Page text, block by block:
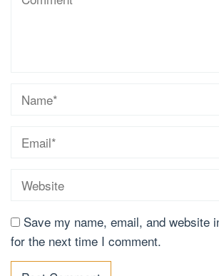
Save my name, email, and website
for the next time I comment.